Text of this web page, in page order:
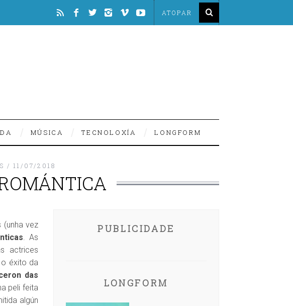
MÚSICA TECNOLOXÍA LONGFORM
11/07/2018
(unha vez
. As
actrices
o éxito da
das
peli feita
algún
PUBLICIDADE
LONGFORM